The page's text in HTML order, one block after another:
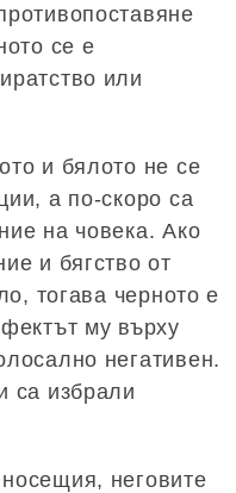
се е
или
и бялото не се
а по-скоро са
на човека. Ако
и бягство от
тогава черното е
му върху
негативен.
са избрали
неговите